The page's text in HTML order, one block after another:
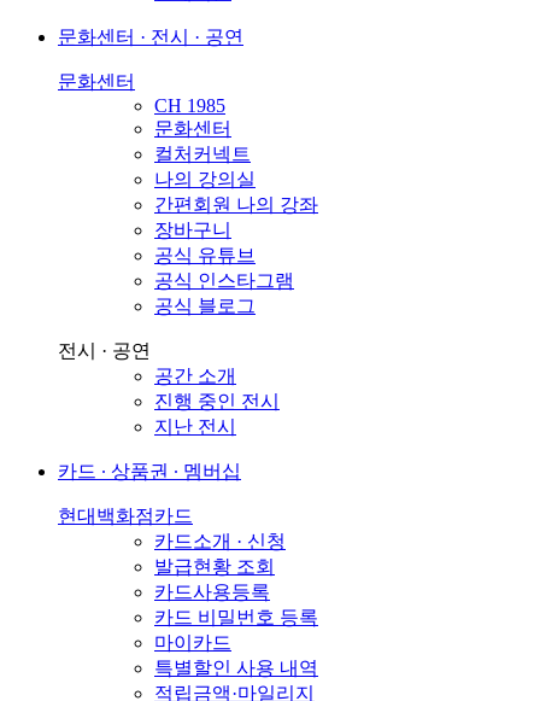
문화센터 · 전시 · 공연
문화센터
CH 1985
문화센터
컬처커넥트
나의 강의실
간편회원 나의 강좌
장바구니
공식 유튜브
공식 인스타그램
공식 블로그
전시 · 공연
공간 소개
진행 중인 전시
지난 전시
카드 ∙ 상품권 ∙ 멤버십
현대백화점카드
카드소개 · 신청
발급현황 조회
카드사용등록
카드 비밀번호 등록
마이카드
특별할인 사용 내역
적립금액·마일리지